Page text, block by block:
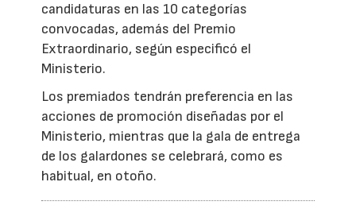
candidaturas en las 10 categorías
convocadas, además del Premio
Extraordinario, según especificó el
Ministerio.
Los premiados tendrán preferencia en las
acciones de promoción diseñadas por el
Ministerio, mientras que la gala de entrega
de los galardones se celebrará, como es
habitual, en otoño.